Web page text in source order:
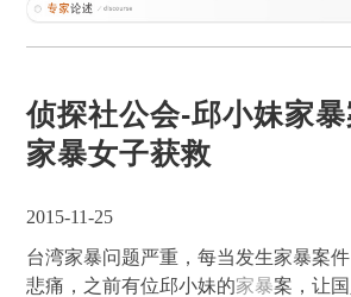
侦探社公会-邱小妹家
家暴女子获救
2015-11-25
台湾家暴问题严重，每当发生家暴案
悲痛，之前有位邱小妹的家暴案，让